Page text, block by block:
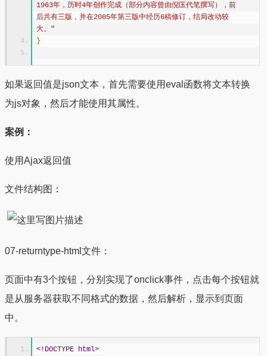
1963年，历时4年创作完成（部分内容曾由倪匡代笔撰写），前
后共有三版，并在2005年第三版中经历6稿修订，结局改动较
大。"
}
如果返回值是json文本，首先需要使用eval函数将文本转换
为js对象，然后才能使用其属性。
案例：
使用Ajax返回值
文件结构图：
07-returntype-html文件：
页面中有3个按钮，分别实现了onclick事件，点击每个按钮就
是从服务器获取不同格式的数据，然后解析，显示到页面
中。
<!DOCTYPE html>